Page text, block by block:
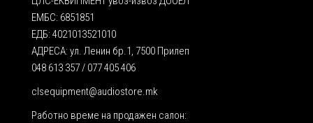
ЕМБС: 6851851
ЕДБ: 4021013521010
АДРЕСА: ул. Ленин бр.1, 7500 Прилеп
048 613 357 / 077 405 406
clsequipment@audiostore.mk
Работно време на продажен салон: